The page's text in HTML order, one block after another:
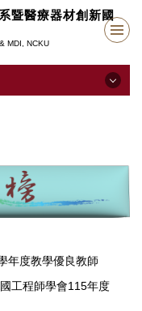
暨醫療器材創新國
MDI, NCKU
年度教學優良教師
工程師學會115年度